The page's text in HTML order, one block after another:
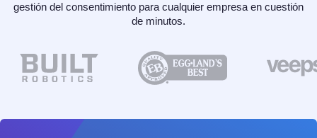
gestión del consentimiento para cualquier empresa en cuestión
de minutos.